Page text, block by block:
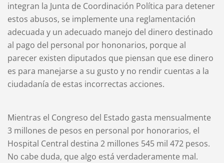
integran la Junta de Coordinación Política para detener
estos abusos, se implemente una reglamentación
adecuada y un adecuado manejo del dinero destinado
al pago del personal por hononarios, porque al
parecer existen diputados que piensan que ese dinero
es para manejarse a su gusto y no rendir cuentas a la
ciudadanía de estas incorrectas acciones.
Mientras el Congreso del Estado gasta mensualmente
3 millones de pesos en personal por honorarios, el
Hospital Central destina 2 millones 545 mil 472 pesos.
No cabe duda, que algo está verdaderamente mal.